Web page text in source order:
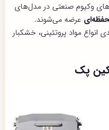
وکیوم صنعتی در مدل‌های
عرضه می‌شوند.
مواد پروتئینی، خشکبار
پک